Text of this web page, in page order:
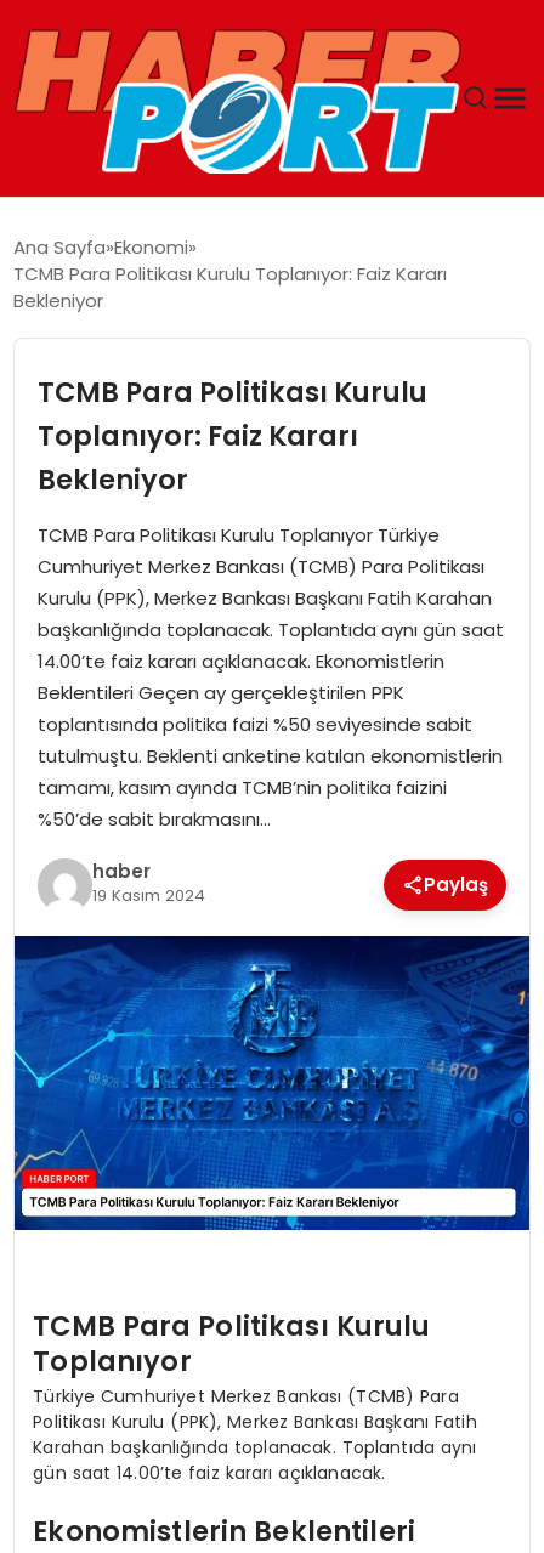
GUNCEL
SPOR
MAGAZIN
SPOR
EĞITIM
OTOMOBIL
TEKNOLOJI
EKONOMI
Ana Sayfa Ekonomi
TCMB Para Politikası Kurulu Toplanıyor: Faiz Kararı
Bekleniyor
TCMB Para Politikası Kurulu
Toplanıyor: Faiz Kararı
Bekleniyor
TCMB Para Politikası Kurulu Toplanıyor Türkiye
Cumhuriyet Merkez Bankası (TCMB) Para Politikası
Kurulu (PPK), Merkez Bankası Başkanı Fatih Karahan
başkanlığında toplanacak. Toplantıda aynı gün saat
14.00’te faiz kararı açıklanacak. Ekonomistlerin
Beklentileri Geçen ay gerçekleştirilen PPK
toplantısında politika faizi %50 seviyesinde sabit
tutulmuştu. Beklenti anketine katılan ekonomistlerin
tamamı, kasım ayında TCMB’nin politika faizini
%50’de sabit bırakmasını…
haber
19 Kasım 2024 Paylaş
TCMB Para Politikası Kurulu
Toplanıyor
Türkiye Cumhuriyet Merkez Bankası (TCMB) Para
Politikası Kurulu (PPK), Merkez Bankası Başkanı Fatih
Karahan başkanlığında toplanacak. Toplantıda aynı
gün saat 14.00’te faiz kararı açıklanacak.
Ekonomistlerin Beklentileri